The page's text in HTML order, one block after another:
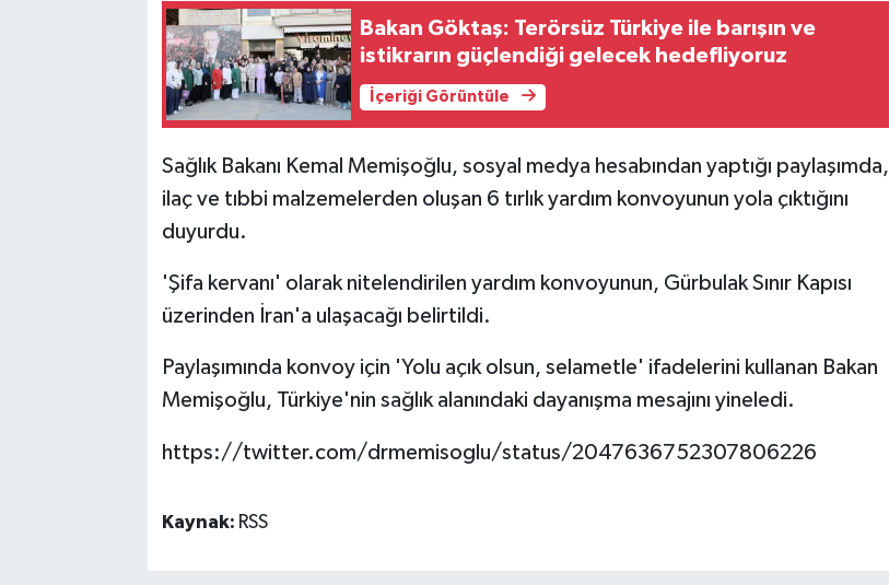
Bakan Göktaş: Terörsüz Türkiye ile barışın ve
istikrarın güçlendiği gelecek hedefliyoruz
İçeriği Görüntüle
Sağlık Bakanı Kemal Memişoğlu, sosyal medya hesabından yaptığı paylaşımda,
ilaç ve tıbbi malzemelerden oluşan 6 tırlık yardım konvoyunun yola çıktığını
duyurdu.
'Şifa kervanı' olarak nitelendirilen yardım konvoyunun, Gürbulak Sınır Kapısı
üzerinden İran'a ulaşacağı belirtildi.
Paylaşımında konvoy için 'Yolu açık olsun, selametle' ifadelerini kullanan Bakan
Memişoğlu, Türkiye'nin sağlık alanındaki dayanışma mesajını yineledi.
https://twitter.com/drmemisoglu/status/2047636752307806226
Kaynak: RSS